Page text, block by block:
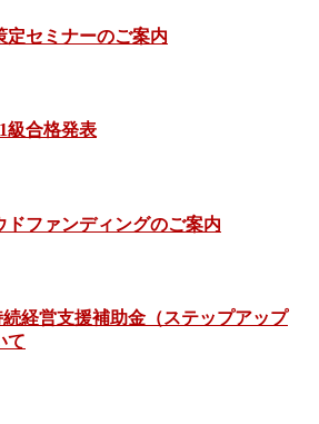
定セミナーのご案内
級合格発表
ドファンディングのご案内
経営支援補助金（ステップアップ
て